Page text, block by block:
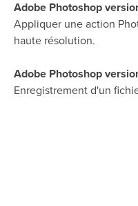
Adobe Photoshop
Appliquer une action
haute résolution.
Adobe Photoshop
Enregistrement d'un